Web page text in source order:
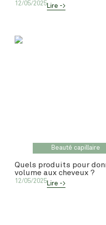
12/05/2025Lire ->
Beauté capillaire
Quels produits pour
volume aux cheveux ?
12/05/2025Lire ->